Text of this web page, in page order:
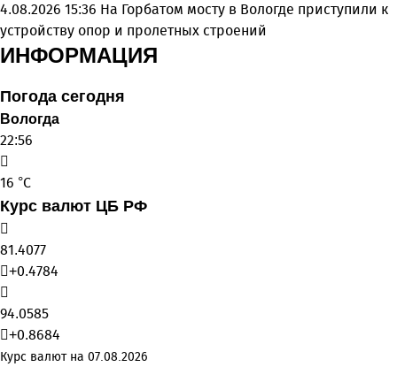
4.08.2026 15:36 На Горбатом мосту в Вологде приступили к
устройству опор и пролетных строений
ИНФОРМАЦИЯ
Погода сегодня
Вологда
22:56
16 °C
Курс валют ЦБ РФ
81.4077
+0.4784
94.0585
+0.8684
Курс валют на 07.08.2026